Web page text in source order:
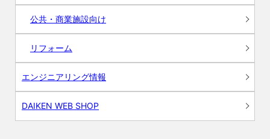
公共・商業施設向け
リフォーム
エンジニアリング情報
DAIKEN WEB SHOP